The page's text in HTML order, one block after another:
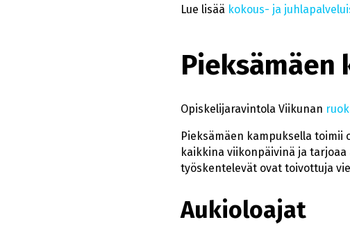
Lue lisää kokous- ja
Pieksämäen
Opiskelijaravintola Viikunan
Pieksämäen kampuksella
kaikkina viikonpäivinä ja
työskentelevät ovat toivottuja
Aukioloajat